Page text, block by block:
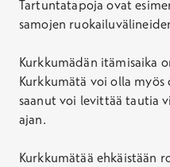
Rokotussuojan saaminen
rokotuskäyntiä. Hinta
Hinta
127,20 €
Ei Kela-korvausta
Varaa aika
Tartuntatapoja ovat
samojen
Kurkkumädän itämisaika
Kurkkumätä voi olla
saanut voi levittää tautia
ajan.
Kurkkumätää ehkäistään